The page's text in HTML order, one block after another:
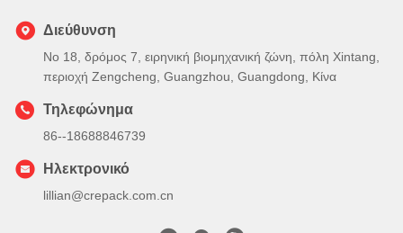
Διεύθυνση
Νο 18, δρόμος 7, ειρηνική βιομηχανική ζώνη, πόλη Xintang,
περιοχή Zengcheng, Guangzhou, Guangdong, Κίνα
Τηλεφώνημα
86--18688846739
Ηλεκτρονικό
lillian@crepack.com.cn